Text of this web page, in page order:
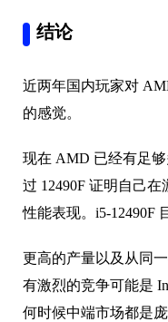
结论
近两年国内玩家对
的感觉。
现在 AMD 已经有足
过 12490F 证明自己
性能表现。i5-12490F
更高的产量以及从同
有激烈的竞争可能是
何时候中端市场都是